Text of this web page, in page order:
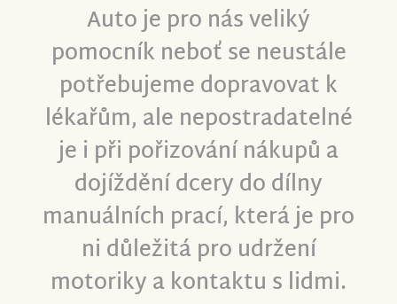
Auto je pro nás veliký
pomocník neboť se neustále
potřebujeme dopravovat k
lékařům, ale nepostradatelné
je i při pořizování nákupů a
dojíždění dcery do dílny
manuálních prací, která je pro
ni důležitá pro udržení
motoriky a kontaktu s lidmi.